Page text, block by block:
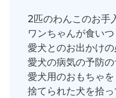
2匹のわんこのお手
ワンちゃんが食い
愛犬とのお出かけの
愛犬の病気の予防
愛犬用のおもちゃ
捨てられた犬を拾